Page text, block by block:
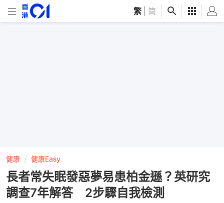
繁 简
健康 健康Easy
長者常失眠發惡夢易患柏金遜？英研究
調查7年解答 2步驟自我檢測